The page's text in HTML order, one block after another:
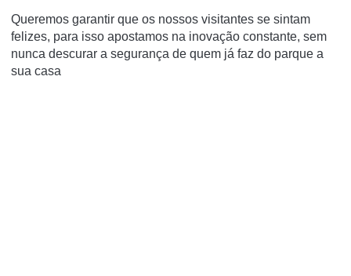
Queremos garantir que os nossos visitantes se sintam
felizes, para isso apostamos na inovação constante, sem
nunca descurar a segurança de quem já faz do parque a
sua casa